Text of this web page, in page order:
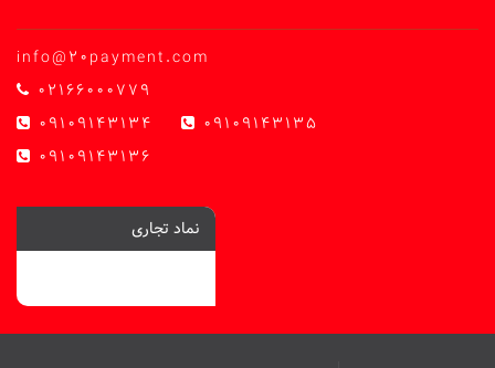
info@20payment.com
02166000779
09109143134
09109143135
09109143136
نماد تجاری